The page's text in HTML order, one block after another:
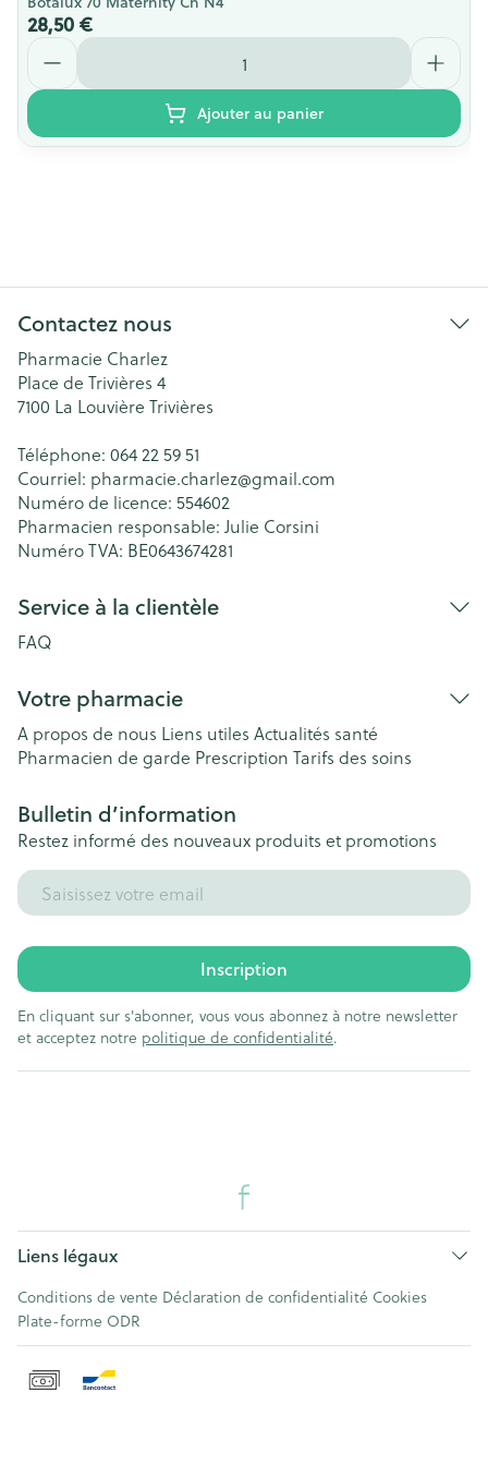
28,50 €
Quantité
Ajouter au panier
Contactez nous
Pharmacie Charlez
Place de Trivières 4
7100 La Louvière Trivières
Téléphone: 064 22 59 51
Courriel: pharmacie.charlez@gmail.com
Numéro de licence: 554602
Pharmacien responsable: Julie Corsini
Numéro TVA: BE0643674281
Service à la clientèle
FAQ
Votre pharmacie
A propos de nous Liens utiles Actualités santé
Pharmacien de garde Prescription Tarifs des soins
Bulletin d’information
Restez informé des nouveaux produits et promotions
Adresse mail
Inscription
En cliquant sur s'abonner, vous vous abonnez à notre newsletter
et acceptez notre politique de confidentialité.
Liens légaux
Conditions de vente Déclaration de confidentialité Cookies
Plate-forme ODR